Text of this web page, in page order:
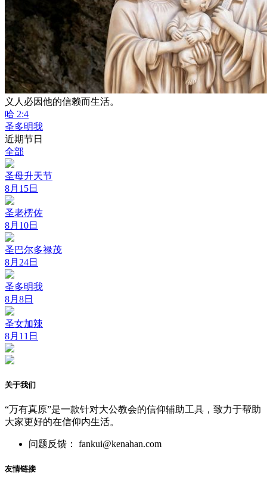
义人必因他的信赖而生活。
哈 2:4
圣多明我
近期节日
全部
圣母升天节
8月15日
圣老楞佐
8月10日
圣巴尔多禄茂
8月24日
圣多明我
8月8日
圣女加辣
8月11日
关于我们
“万有真原”是一款针对大公教会的信仰辅助工具，致力于帮助
大家更好的在信仰内生活。
问题反馈： fankui@kenahan.com
友情链接